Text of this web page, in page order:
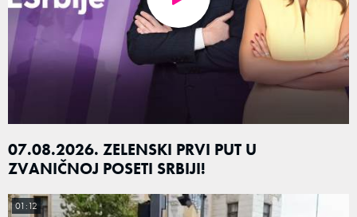
07.08.2026. ZELENSKI PRVI PUT U
ZVANIČNOJ POSETI SRBIJI!
01:12